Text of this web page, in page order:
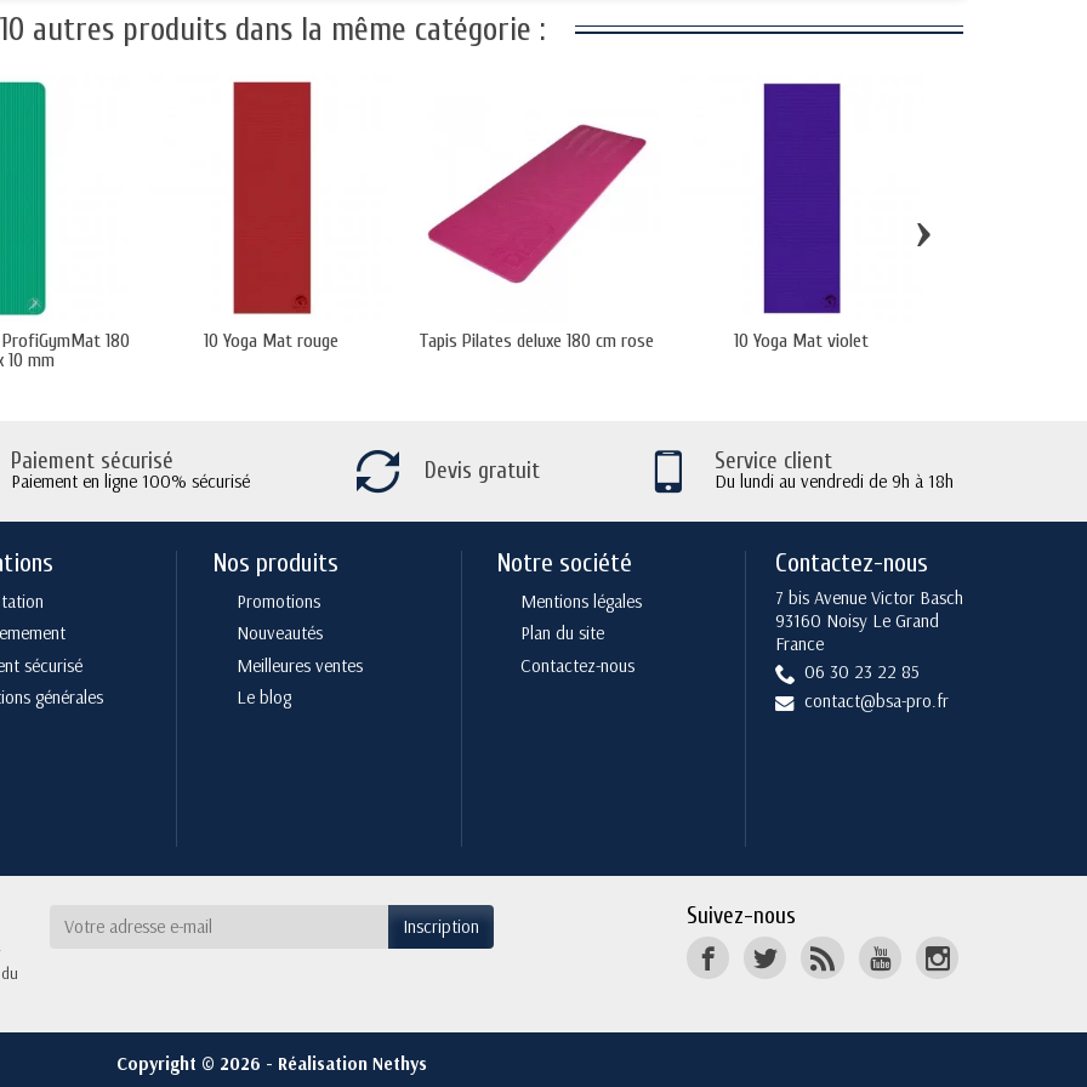
autres produits dans la même catégorie :
180
10 mm
10 Yoga Mat rouge Tapis Pilates deluxe 180 cm rose 10 Yoga Mat violet
›
Paiement sécurisé
Paiement en ligne 100% sécurisé Devis gratuit Service client
Du lundi au vendredi de 9h à 18h
sécurisé
générales
Nos produits
Promotions
Nouveautés
Meilleures ventes
Le blog
Notre société
Mentions légales
Plan du site
Contactez-nous
Contactez-nous
7 bis Avenue Victor Basch
93160 Noisy Le Grand
France
06 30 23 22 85
contact@bsa-pro.fr
Suivez-nous
Copyright © 2026 - Réalisation Nethys